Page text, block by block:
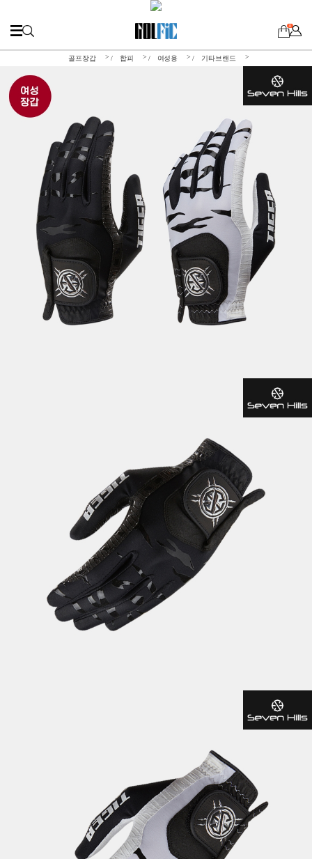
0
골프장갑 > / 합피 > / 여성용 > / 기타브랜드 >